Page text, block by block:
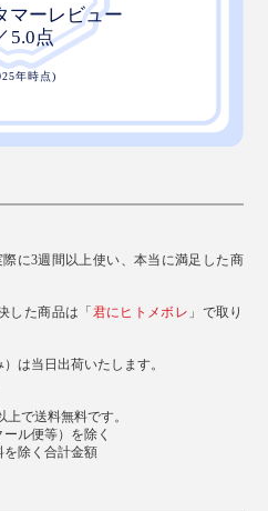
に3週間以上使い、本当に満足した商
した商品は「君にヒトメボレ 」で取り
は当日出荷いたします。
上で送料無料です。
ル便等）を除く
除く合計金額